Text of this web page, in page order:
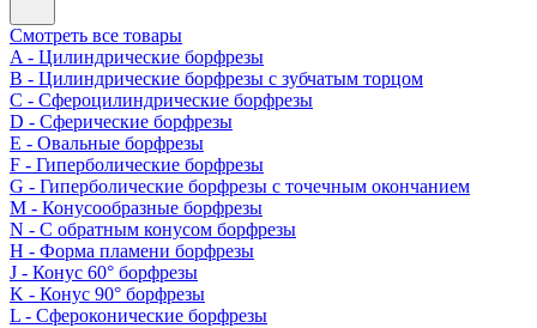
Смотреть все товары
A - Цилиндрические борфрезы
B - Цилиндрические борфрезы с зубчатым торцом
C - Сфероцилиндрические борфрезы
D - Сферические борфрезы
E - Овальные борфрезы
F - Гиперболические борфрезы
G - Гиперболические борфрезы с точечным окончанием
M - Конусообразные борфрезы
N - С обратным конусом борфрезы
H - Форма пламени борфрезы
J - Конус 60° борфрезы
K - Конус 90° борфрезы
L - Сфероконические борфрезы